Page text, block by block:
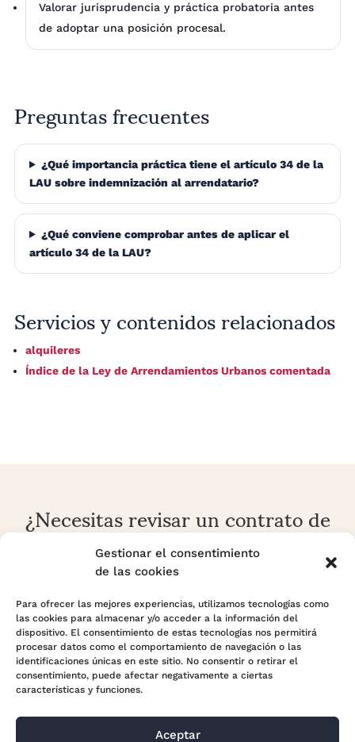
Gestionar el consentimiento
de las cookies
Para ofrecer las mejores experiencias, utilizamos tecnologías como
las cookies para almacenar y/o acceder a la información del
dispositivo. El consentimiento de estas tecnologías nos permitirá
procesar datos como el comportamiento de navegación o las
identificaciones únicas en este sitio. No consentir o retirar el
consentimiento, puede afectar negativamente a ciertas
características y funciones.
Aceptar
Valorar jurisprudencia y práctica probatoria antes
de adoptar una posición procesal.
Preguntas frecuentes
¿Qué importancia práctica tiene el artículo 34 de la
LAU sobre indemnización al arrendatario?
¿Qué conviene comprobar antes de aplicar el
artículo 34 de la LAU?
Servicios y contenidos relacionados
alquileres
Índice de la Ley de Arrendamientos Urbanos comentada
¿Necesitas revisar un contrato de
alquiler o una reclamación
arrendaticia?
prórrogas, desahucios y conflictos sobre vivienda o local
con enfoque preventivo y estratégico.
Contactar con Adara Legal